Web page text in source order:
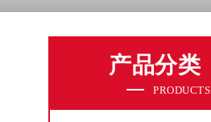
产品分类
PRODUCTS